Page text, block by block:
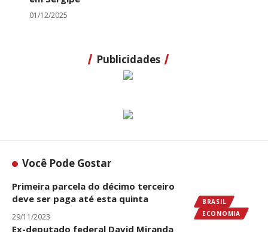
01/12/2025
Publicidades
Você Pode Gostar
BRASIL
ECONOMIA
Primeira parcela do décimo terceiro
deve ser paga até esta quinta
29/11/2023
Ex-deputado federal David Miranda